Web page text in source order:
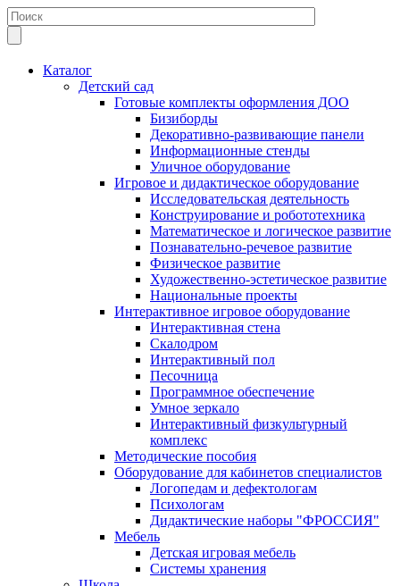
Каталог
Детский сад
Готовые комплекты оформления ДОО
Бизиборды
Декоративно-развивающие панели
Информационные стенды
Уличное оборудование
Игровое и дидактическое оборудование
Исследовательская деятельность
Конструирование и робототехника
Математическое и логическое развитие
Познавательно-речевое развитие
Физическое развитие
Художественно-эстетическое развитие
Национальные проекты
Интерактивное игровое оборудование
Интерактивная стена
Скалодром
Интерактивный пол
Песочница
Программное обеспечение
Умное зеркало
Интерактивный физкультурный
комплекс
Методические пособия
Оборудование для кабинетов специалистов
Логопедам и дефектологам
Психологам
Дидактические наборы "ФРОССИЯ"
Мебель
Детская игровая мебель
Системы хранения